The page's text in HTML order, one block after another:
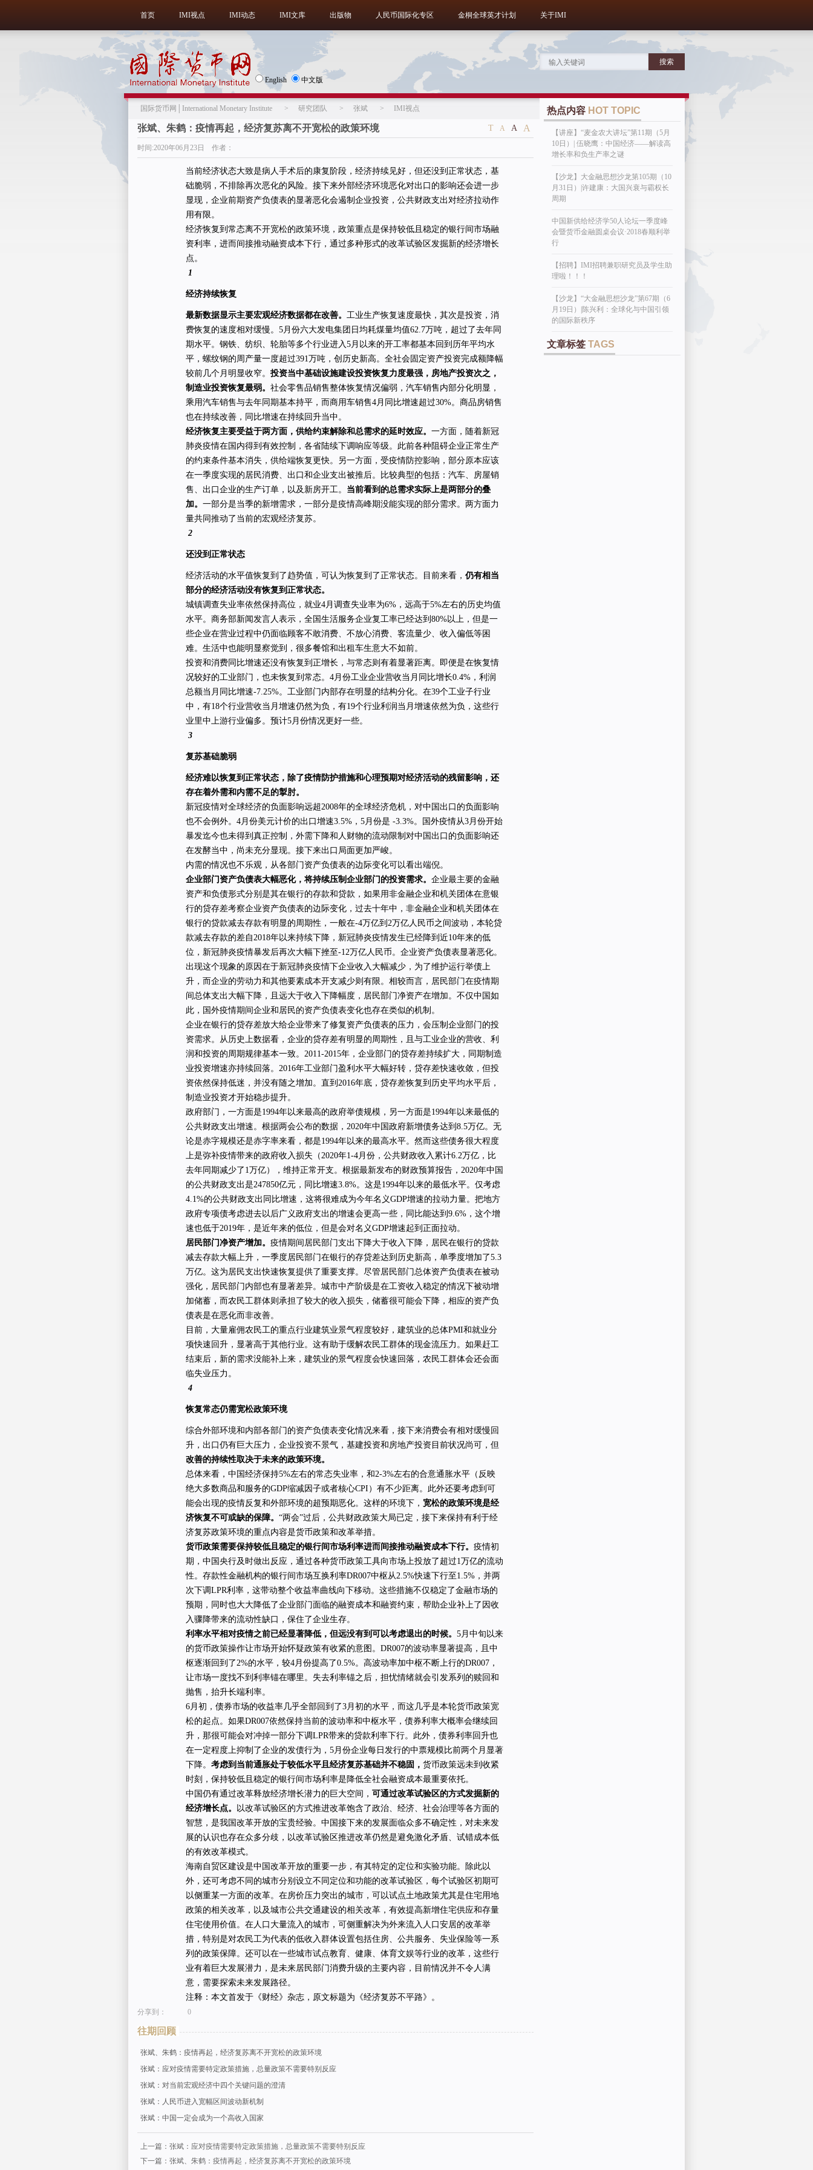
首页 IMI视点 IMI动态 IMI文库 出版物 人民币国际化专区 金桐全球英才计划 关于IMI
English 中文版
国际货币网│International Monetary Institute > 研究团队 > 张斌 > IMI视点
A
A
A
T
张斌、朱鹤：疫情再起，经济复苏离不开宽松的政策环境
时间:2020年06月23日 作者：
当前经济状态大致是病人手术后的康复阶段，经济持续见好，但还没到正常状态，基
础脆弱，不排除再次恶化的风险。接下来外部经济环境恶化对出口的影响还会进一步
显现，企业前期资产负债表的显著恶化会遏制企业投资，公共财政支出对经济拉动作
用有限。
经济恢复到常态离不开宽松的政策环境，政策重点是保持较低且稳定的银行间市场融
资利率，进而间接推动融资成本下行，通过多种形式的改革试验区发掘新的经济增长
点。
1
经济持续恢复
最新数据显示主要宏观经济数据都在改善。 工业生产恢复速度最快，其次是投资，消
费恢复的速度相对缓慢。5月份六大发电集团日均耗煤量均值62.7万吨，超过了去年同
期水平。钢铁、纺织、轮胎等多个行业进入5月以来的开工率都基本回到历年平均水
平，螺纹钢的周产量一度超过391万吨，创历史新高。全社会固定资产投资完成额降幅
较前几个月明显收窄。 投资当中基础设施建设投资恢复力度最强，房地产投资次之，
制造业投资恢复最弱。 社会零售品销售整体恢复情况偏弱，汽车销售内部分化明显，
乘用汽车销售与去年同期基本持平，而商用车销售4月同比增速超过30%。商品房销售
也在持续改善，同比增速在持续回升当中。
经济恢复主要受益于两方面，供给约束解除和总需求的延时效应。 一方面，随着新冠
肺炎疫情在国内得到有效控制，各省陆续下调响应等级。此前各种阻碍企业正常生产
的约束条件基本消失，供给端恢复更快。另一方面，受疫情防控影响，部分原本应该
在一季度实现的居民消费、出口和企业支出被推后。比较典型的包括：汽车、房屋销
售、出口企业的生产订单，以及新房开工。 当前看到的总需求实际上是两部分的叠
加。 一部分是当季的新增需求，一部分是疫情高峰期没能实现的部分需求。两方面力
量共同推动了当前的宏观经济复苏。
2
还没到正常状态
经济活动的水平值恢复到了趋势值，可认为恢复到了正常状态。目前来看， 仍有相当
部分的经济活动没有恢复到正常状态。
城镇调查失业率依然保持高位，就业4月调查失业率为6%，远高于5%左右的历史均值
水平。商务部新闻发言人表示，全国生活服务企业复工率已经达到80%以上，但是一
些企业在营业过程中仍面临顾客不敢消费、不放心消费、客流量少、收入偏低等困
难。生活中也能明显察觉到，很多餐馆和出租车生意大不如前。
投资和消费同比增速还没有恢复到正增长，与常态则有着显著距离。即便是在恢复情
况较好的工业部门，也未恢复到常态。4月份工业企业营收当月同比增长0.4%，利润
总额当月同比增速-7.25%。工业部门内部存在明显的结构分化。在39个工业子行业
中，有18个行业营收当月增速仍然为负，有19个行业利润当月增速依然为负，这些行
业里中上游行业偏多。预计5月份情况更好一些。
3
复苏基础脆弱
经济难以恢复到正常状态，除了疫情防护措施和心理预期对经济活动的残留影响，还
存在着外需和内需不足的掣肘。
新冠疫情对全球经济的负面影响远超2008年的全球经济危机，对中国出口的负面影响
也不会例外。4月份美元计价的出口增速3.5%，5月份是 -3.3%。国外疫情从3月份开始
暴发迄今也未得到真正控制，外需下降和人财物的流动限制对中国出口的负面影响还
在发酵当中，尚未充分显现。接下来出口局面更加严峻。
内需的情况也不乐观，从各部门资产负债表的边际变化可以看出端倪。
企业部门资产负债表大幅恶化，将持续压制企业部门的投资需求。 企业最主要的金融
资产和负债形式分别是其在银行的存款和贷款，如果用非金融企业和机关团体在意银
行的贷存差考察企业资产负债表的边际变化，过去十年中，非金融企业和机关团体在
银行的贷款减去存款有明显的周期性，一般在-4万亿到2万亿人民币之间波动，本轮贷
款减去存款的差自2018年以来持续下降，新冠肺炎疫情发生已经降到近10年来的低
位，新冠肺炎疫情暴发后再次大幅下挫至-12万亿人民币。企业资产负债表显著恶化。
出现这个现象的原因在于新冠肺炎疫情下企业收入大幅减少，为了维护运行举债上
升，而企业的劳动力和其他要素成本开支减少则有限。相较而言，居民部门在疫情期
间总体支出大幅下降，且远大于收入下降幅度，居民部门净资产在增加。不仅中国如
此，国外疫情期间企业和居民的资产负债表变化也存在类似的机制。
企业在银行的贷存差放大给企业带来了修复资产负债表的压力，会压制企业部门的投
资需求。从历史上数据看，企业的贷存差有明显的周期性，且与工业企业的营收、利
润和投资的周期规律基本一致。2011-2015年，企业部门的贷存差持续扩大，同期制造
业投资增速亦持续回落。2016年工业部门盈利水平大幅好转，贷存差快速收敛，但投
资依然保持低迷，并没有随之增加。直到2016年底，贷存差恢复到历史平均水平后，
制造业投资才开始稳步提升。
政府部门，一方面是1994年以来最高的政府举债规模，另一方面是1994年以来最低的
公共财政支出增速。根据两会公布的数据，2020年中国政府新增债务达到8.5万亿。无
论是赤字规模还是赤字率来看，都是1994年以来的最高水平。然而这些债务很大程度
上是弥补疫情带来的政府收入损失（2020年1-4月份，公共财政收入累计6.2万亿，比
去年同期减少了1万亿），维持正常开支。根据最新发布的财政预算报告，2020年中国
的公共财政支出是247850亿元，同比增速3.8%。这是1994年以来的最低水平。仅考虑
4.1%的公共财政支出同比增速，这将很难成为今年名义GDP增速的拉动力量。把地方
政府专项债考虑进去以后广义政府支出的增速会更高一些，同比能达到9.6%，这个增
速也低于2019年，是近年来的低位，但是会对名义GDP增速起到正面拉动。
居民部门净资产增加。 疫情期间居民部门支出下降大于收入下降，居民在银行的贷款
减去存款大幅上升，一季度居民部门在银行的存贷差达到历史新高，单季度增加了5.3
万亿。这为居民支出快速恢复提供了重要支撑。尽管居民部门总体资产负债表在被动
强化，居民部门内部也有显著差异。城市中产阶级是在工资收入稳定的情况下被动增
加储蓄，而农民工群体则承担了较大的收入损失，储蓄很可能会下降，相应的资产负
债表是在恶化而非改善。
目前，大量雇佣农民工的重点行业建筑业景气程度较好，建筑业的总体PMI和就业分
项快速回升，显著高于其他行业。这有助于缓解农民工群体的现金流压力。如果赶工
结束后，新的需求没能补上来，建筑业的景气程度会快速回落，农民工群体会还会面
临失业压力。
4
恢复常态仍需宽松政策环境
综合外部环境和内部各部门的资产负债表变化情况来看，接下来消费会有相对缓慢回
升，出口仍有巨大压力，企业投资不景气，基建投资和房地产投资目前状况尚可，但
改善的持续性取决于未来的政策环境。
总体来看，中国经济保持5%左右的常态失业率，和2-3%左右的合意通胀水平（反映
绝大多数商品和服务的GDP缩减因子或者核心CPI）有不少距离。此外还要考虑到可
能会出现的疫情反复和外部环境的超预期恶化。这样的环境下， 宽松的政策环境是经
济恢复不可或缺的保障。 “两会”过后，公共财政政策大局已定，接下来保持有利于经
济复苏政策环境的重点内容是货币政策和改革举措。
货币政策需要保持较低且稳定的银行间市场利率进而间接推动融资成本下行。 疫情初
期，中国央行及时做出反应，通过各种货币政策工具向市场上投放了超过1万亿的流动
性。存款性金融机构的银行间市场互换利率DR007中枢从2.5%快速下行至1.5%，并两
次下调LPR利率，这带动整个收益率曲线向下移动。这些措施不仅稳定了金融市场的
预期，同时也大大降低了企业部门面临的融资成本和融资约束，帮助企业补上了因收
入骤降带来的流动性缺口，保住了企业生存。
利率水平相对疫情之前已经显著降低，但远没有到可以考虑退出的时候。 5月中旬以来
的货币政策操作让市场开始怀疑政策有收紧的意图。DR007的波动率显著提高，且中
枢逐渐回到了2%的水平，较4月份提高了0.5%。高波动率加中枢不断上行的DR007，
让市场一度找不到利率锚在哪里。失去利率锚之后，担忧情绪就会引发系列的赎回和
抛售，抬升长端利率。
6月初，债券市场的收益率几乎全部回到了3月初的水平，而这几乎是本轮货币政策宽
松的起点。如果DR007依然保持当前的波动率和中枢水平，债券利率大概率会继续回
升，那很可能会对冲掉一部分下调LPR带来的贷款利率下行。此外，债券利率回升也
在一定程度上抑制了企业的发债行为，5月份企业每日发行的中票规模比前两个月显著
下降。 考虑到当前通胀处于较低水平且经济复苏基础并不稳固， 货币政策远未到收紧
时刻，保持较低且稳定的银行间市场利率是降低全社会融资成本最重要依托。
中国仍有通过改革释放经济增长潜力的巨大空间， 可通过改革试验区的方式发掘新的
经济增长点。 以改革试验区的方式推进改革饱含了政治、经济、社会治理等各方面的
智慧，是我国改革开放的宝贵经验。中国接下来的发展面临众多不确定性，对未来发
展的认识也存在众多分歧，以改革试验区推进改革仍然是避免激化矛盾、试错成本低
的有效改革模式。
海南自贸区建设是中国改革开放的重要一步，有其特定的定位和实验功能。除此以
外，还可考虑不同的城市分别设立不同定位和功能的改革试验区，每个试验区初期可
以侧重某一方面的改革。在房价压力突出的城市，可以试点土地政策尤其是住宅用地
政策的相关改革，以及城市公共交通建设的相关改革，有效提高新增住宅供应和存量
住宅使用价值。在人口大量流入的城市，可侧重解决为外来流入人口安居的改革举
措，特别是对农民工为代表的低收入群体设置包括住房、公共服务、失业保险等一系
列的政策保障。还可以在一些城市试点教育、健康、体育文娱等行业的改革，这些行
业有着巨大发展潜力，是未来居民部门消费升级的主要内容，目前情况并不令人满
意，需要探索未来发展路径。
注释：本文首发于《财经》杂志，原文标题为《经济复苏不平路》。
分享到： 0
往期回顾
张斌、朱鹤：疫情再起，经济复苏离不开宽松的政策环境
张斌：应对疫情需要特定政策措施，总量政策不需要特别反应
张斌：对当前宏观经济中四个关键问题的澄清
张斌：人民币进入宽幅区间波动新机制
张斌：中国一定会成为一个高收入国家
上一篇：张斌：应对疫情需要特定政策措施，总量政策不需要特别反应
下一篇：张斌、朱鹤：疫情再起，经济复苏离不开宽松的政策环境
热点内容 HOT TOPIC
【讲座】“麦金农大讲坛”第11期（5月
10日）| 伍晓鹰：中国经济——解读高
增长率和负生产率之谜
【沙龙】大金融思想沙龙第105期（10
月31日）|许建康：大国兴衰与霸权长
周期
中国新供给经济学50人论坛一季度峰
会暨货币金融圆桌会议·2018春顺利举
行
【招聘】IMI招聘兼职研究员及学生助
理啦！！！
【沙龙】“大金融思想沙龙”第67期（6
月19日）|陈兴利：全球化与中国引领
的国际新秩序
文章标签 TAGS